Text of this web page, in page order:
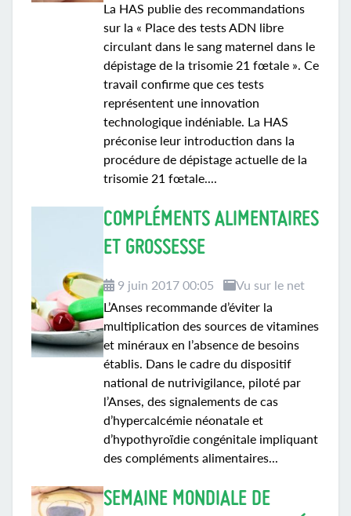
La HAS publie des recommandations
sur la « Place des tests ADN libre
circulant dans le sang maternel dans le
dépistage de la trisomie 21 fœtale ». Ce
travail confirme que ces tests
représentent une innovation
technologique indéniable. La HAS
préconise leur introduction dans la
procédure de dépistage actuelle de la
trisomie 21 fœtale....
COMPLÉMENTS ALIMENTAIRES
ET GROSSESSE
9 juin 2017 00:05
Vu sur le net
L’Anses recommande d’éviter la
multiplication des sources de vitamines
et minéraux en l’absence de besoins
établis. Dans le cadre du dispositif
national de nutrivigilance, piloté par
l’Anses, des signalements de cas
d’hypercalcémie néonatale et
d’hypothyroïdie congénitale impliquant
des compléments alimentaires...
SEMAINE MONDIALE DE